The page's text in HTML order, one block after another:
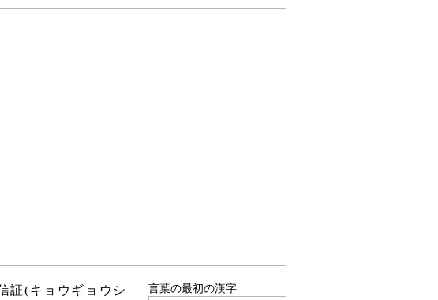
証(キョウギョウシ
言葉の最初の漢字